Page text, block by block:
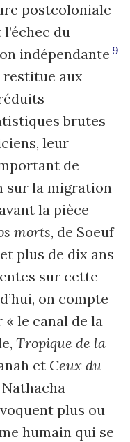
postcoloniale
du
indépendante 9
restitue aux
brutes
leur
de
sur la migration
la pièce
morts, de Soeuf
plus de dix ans
sur cette
on compte
le canal de la
Tropique de la
et Ceux du
Nathacha
plus ou
humain qui se